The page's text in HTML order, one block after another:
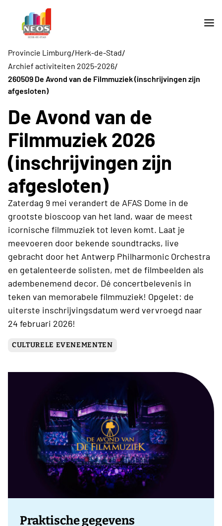
Provincie Limburg/Herk-de-Stad/
Archief activiteiten 2025-2026/
260509 De Avond van de Filmmuziek (inschrijvingen zijn
afgesloten)
De Avond van de
Filmmuziek 2026
(inschrijvingen zijn
afgesloten)
Zaterdag 9 mei verandert de AFAS Dome in de
grootste bioscoop van het land, waar de meest
icornische filmmuziek tot leven komt. Laat je
meevoeren door bekende soundtracks, live
gebracht door het Antwerp Philharmonic Orchestra
en getalenteerde solisten, met de filmbeelden als
adembenemend decor. Dé concertbelevenis in
teken van memorabele filmmuziek! Opgelet: de
uiterste inschrijvingsdatum werd vervroegd naar
24 februari 2026!
CULTURELE EVENEMENTEN
Praktische gegevens